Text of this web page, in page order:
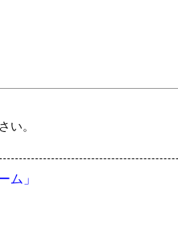
い。
ム 」